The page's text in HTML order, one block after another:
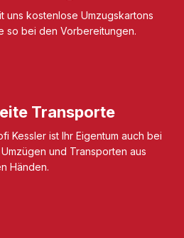
uns kostenlose Umzugskartons
so bei den Vorbereitungen.
Transporte
Kessler ist Ihr Eigentum auch bei
und Transporten aus
Händen.